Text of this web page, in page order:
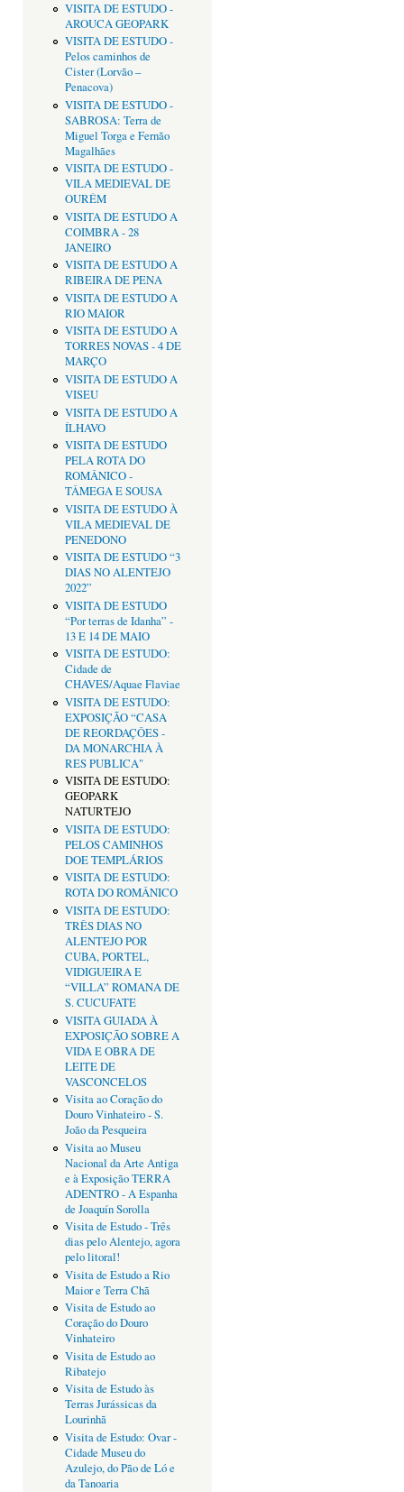
VISITA DE ESTUDO -
AROUCA GEOPARK
VISITA DE ESTUDO -
Pelos caminhos de
Cister (Lorvão –
Penacova)
VISITA DE ESTUDO -
SABROSA: Terra de
Miguel Torga e Fernão
Magalhães
VISITA DE ESTUDO -
VILA MEDIEVAL DE
OURÉM
VISITA DE ESTUDO A
COIMBRA - 28
JANEIRO
VISITA DE ESTUDO A
RIBEIRA DE PENA
VISITA DE ESTUDO A
RIO MAIOR
VISITA DE ESTUDO A
TORRES NOVAS - 4 DE
MARÇO
VISITA DE ESTUDO A
VISEU
VISITA DE ESTUDO A
ÍLHAVO
VISITA DE ESTUDO
PELA ROTA DO
ROMÂNICO -
TÂMEGA E SOUSA
VISITA DE ESTUDO À
VILA MEDIEVAL DE
PENEDONO
VISITA DE ESTUDO “3
DIAS NO ALENTEJO
2022”
VISITA DE ESTUDO
“Por terras de Idanha” -
13 E 14 DE MAIO
VISITA DE ESTUDO:
Cidade de
CHAVES/Aquae Flaviae
VISITA DE ESTUDO:
EXPOSIÇÃO “CASA
DE REORDAÇÔES -
DA MONARCHIA À
RES PUBLICA"
VISITA DE ESTUDO:
GEOPARK
NATURTEJO
VISITA DE ESTUDO:
PELOS CAMINHOS
DOE TEMPLÁRIOS
VISITA DE ESTUDO:
ROTA DO ROMÂNICO
VISITA DE ESTUDO:
TRÊS DIAS NO
ALENTEJO POR
CUBA, PORTEL,
VIDIGUEIRA E
“VILLA” ROMANA DE
S. CUCUFATE
VISITA GUIADA À
EXPOSIÇÃO SOBRE A
VIDA E OBRA DE
LEITE DE
VASCONCELOS
Visita ao Coração do
Douro Vinhateiro - S.
João da Pesqueira
Visita ao Museu
Nacional da Arte Antiga
e à Exposição TERRA
ADENTRO - A Espanha
de Joaquín Sorolla
Visita de Estudo - Três
dias pelo Alentejo, agora
pelo litoral!
Visita de Estudo a Rio
Maior e Terra Chã
Visita de Estudo ao
Coração do Douro
Vinhateiro
Visita de Estudo ao
Ribatejo
Visita de Estudo às
Terras Jurássicas da
Lourinhã
Visita de Estudo: Ovar -
Cidade Museu do
Azulejo, do Pão de Ló e
da Tanoaria